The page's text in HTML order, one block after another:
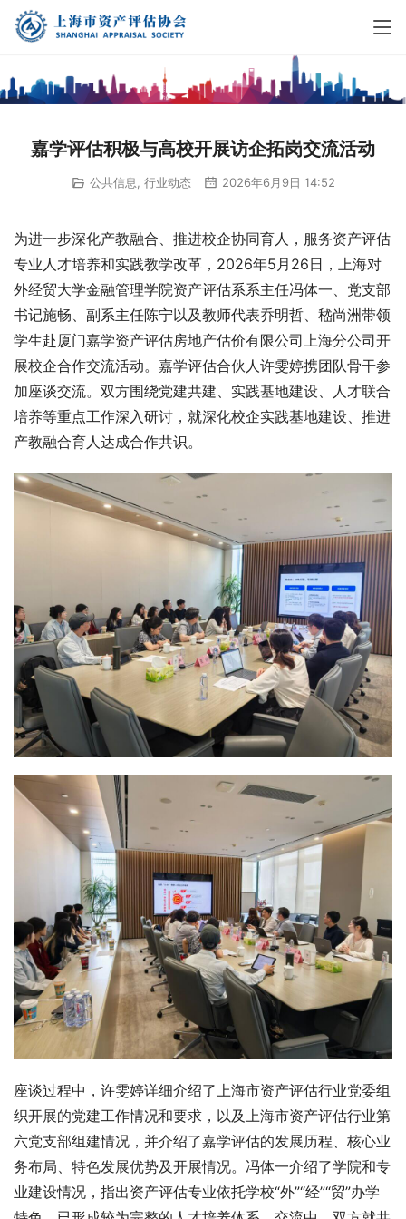
嘉学评估积极与高校开展访企拓岗交流活动
公共信息 行业动态 2026年6月9日 14:52
为进一步深化产教融合、推进校企协同育人，服务资产评估
专业人才培养和实践教学改革，2026年5月26日，上海对
外经贸大学金融管理学院资产评估系系主任冯体一、党支部
书记施畅、副系主任陈宁以及教师代表乔明哲、嵇尚洲带领
学生赴厦门嘉学资产评估房地产估价有限公司上海分公司开
展校企合作交流活动。嘉学评估合伙人许雯婷携团队骨干参
加座谈交流。双方围绕党建共建、实践基地建设、人才联合
培养等重点工作深入研讨，就深化校企实践基地建设、推进
产教融合育人达成合作共识。
座谈过程中，许雯婷详细介绍了上海市资产评估行业党委组
织开展的党建工作情况和要求，以及上海市资产评估行业第
六党支部组建情况，并介绍了嘉学评估的发展历程、核心业
务布局、特色发展优势及开展情况。冯体一介绍了学院和专
业建设情况，指出资产评估专业依托学校“外”“经”“贸”办学